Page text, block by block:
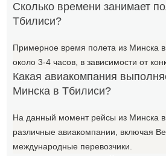
Сколько времени занимает
Тбилиси?
Примерное время полета из Минска
около 3-4 часов, в зависимости от
Какая авиакомпания
Минска в Тбилиси?
На данный момент рейсы из Минска
различные авиакомпании, включая
международные перевозчики.